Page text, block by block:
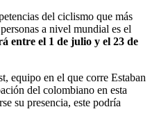
del ciclismo que más
a nivel mundial es el
entre el 1 de julio y el 23 de
equipo en el que corre Estaban
del colombiano en esta
su presencia, este podría